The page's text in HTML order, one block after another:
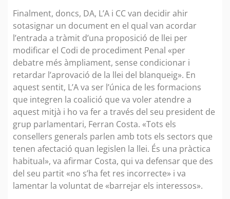
Finalment, doncs, DA, L’A i CC van decidir ahir
sotasignar un document en el qual van acordar
l’entrada a tràmit d’una proposició de llei per
modificar el Codi de procediment Penal «per
debatre més àmpliament, sense condicionar i
retardar l’aprovació de la llei del blanqueig». En
aquest sentit, L’A va ser l’única de les formacions
que integren la coalició que va voler atendre a
aquest mitjà i ho va fer a través del seu president de
grup parlamentari, Ferran Costa. «Tots els
consellers generals parlen amb tots els sectors que
tenen afectació quan legislen la llei. És una pràctica
habitual», va afirmar Costa, qui va defensar que des
del seu partit «no s’ha fet res incorrecte» i va
lamentar la voluntat de «barrejar els interessos».